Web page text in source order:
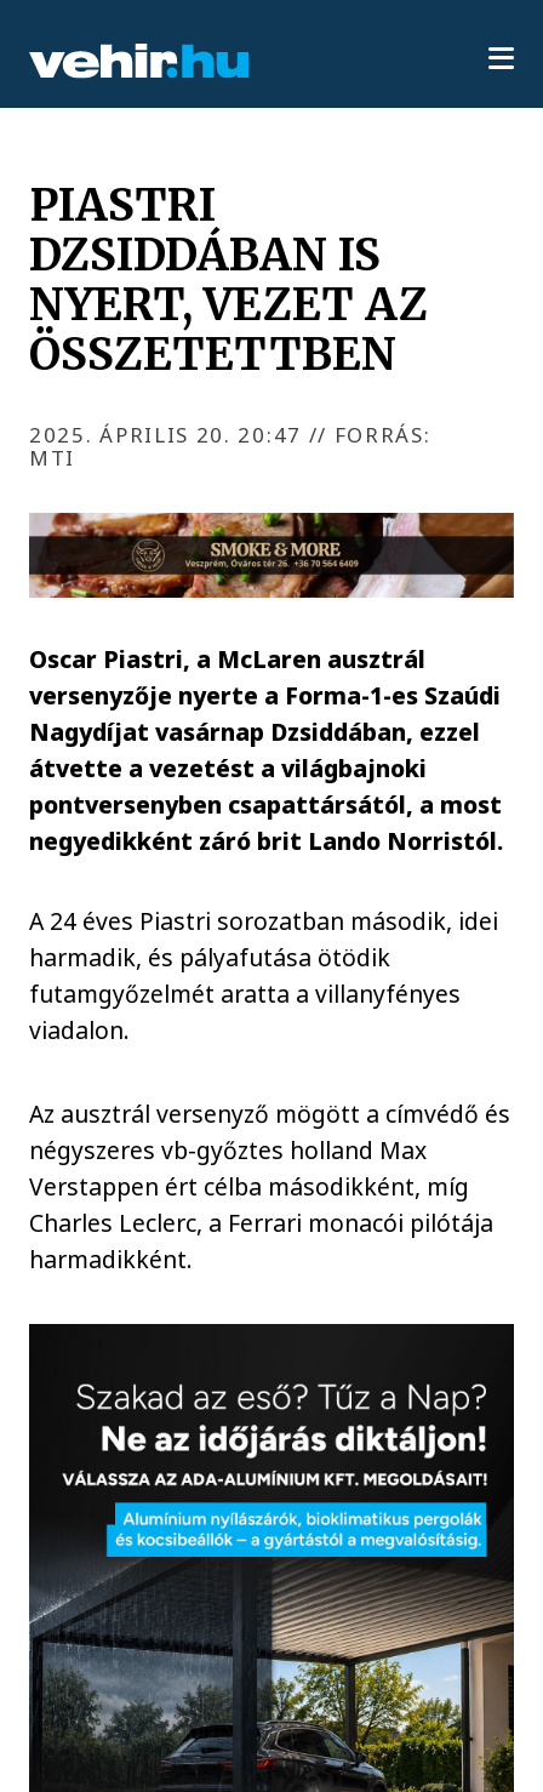
PIASTRI
DZSIDDÁBAN IS
NYERT, VEZET AZ
ÖSSZETETTBEN
2025. ÁPRILIS 20. 20:47 // FORRÁS:
MTI
Oscar Piastri, a McLaren ausztrál
versenyzője nyerte a Forma-1-es Szaúdi
Nagydíjat vasárnap Dzsiddában, ezzel
átvette a vezetést a világbajnoki
pontversenyben csapattársától, a most
negyedikként záró brit Lando Norristól.
A 24 éves Piastri sorozatban második, idei
harmadik, és pályafutása ötödik
futamgyőzelmét aratta a villanyfényes
viadalon.
Az ausztrál versenyző mögött a címvédő és
négyszeres vb-győztes holland Max
Verstappen ért célba másodikként, míg
Charles Leclerc, a Ferrari monacói pilótája
harmadikként.